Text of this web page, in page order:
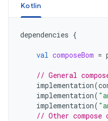
Kotlin
dependencies {
val composeBom =
// General
implementation(
implementation(
implementation(
// Other compose